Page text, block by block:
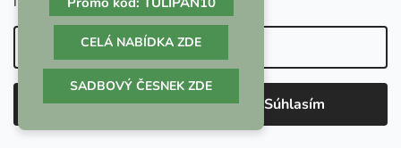
Nastavenie
Odmietnuť Súhlasím
O
v
l
á
37položiek celkom
CELÁ NABÍDKA ZDE
SADBOVÝ ČESNEK ZDE